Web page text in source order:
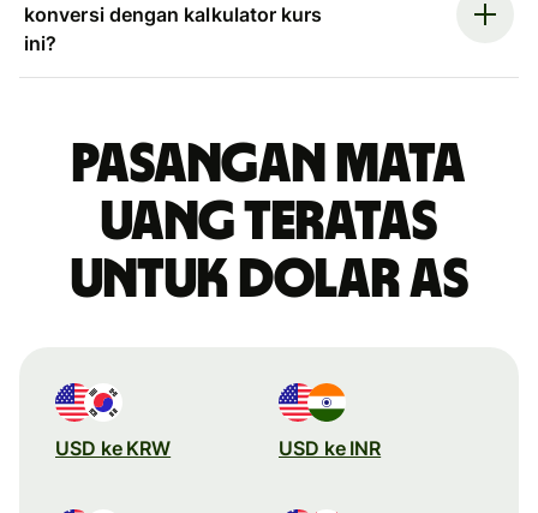
konversi dengan kalkulator kurs
ini?
Pasangan mata
uang teratas
untuk dolar AS
USD ke KRW USD ke INR